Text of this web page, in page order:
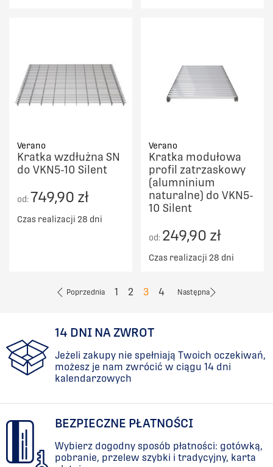
Verano
Kratka wzdłużna SN
do VKN5-10 Silent
od:749,90 zł
Czas realizacji 28 dni
Verano
Kratka modułowa
profil zatrzaskowy
(alumninium
naturalne) do VKN5-
10 Silent
od: 249,90 zł
Czas realizacji 28 dni
Poprzednia 1 2 3 4 Następna
14 DNI NA ZWROT
Jeżeli zakupy nie spełniają Twoich oczekiwań,
możesz je nam zwrócić w ciągu 14 dni
kalendarzowych
BEZPIECZNE PŁATNOŚCI
Wybierz dogodny sposób płatności: gotówką,
pobranie, przelew szybki i tradycyjny, karta